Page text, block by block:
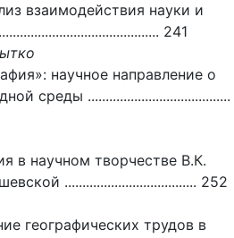
взаимодействия науки и
241
научное направление о
среды ........................................
в научном творчестве В.К.
..................................... 252
географических трудов в